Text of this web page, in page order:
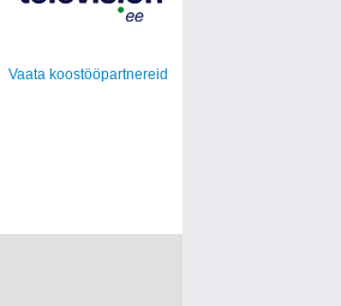
Vaata koostööpartnereid